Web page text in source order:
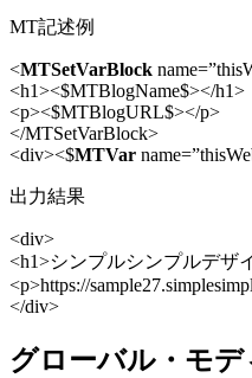
MT記述例
<MTSetVarBlock
<h1><$MTBlogName$></h1>
<p><$MTBlogURL$></p>
</MTSetVarBlock>
<div><$MTVar
出力結果
<div>
<h1>シンプルシンプルデザ
<p>https://
</div>
グローバル・モ